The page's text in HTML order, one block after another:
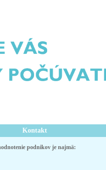
Kontakt
podnikov je najmä: